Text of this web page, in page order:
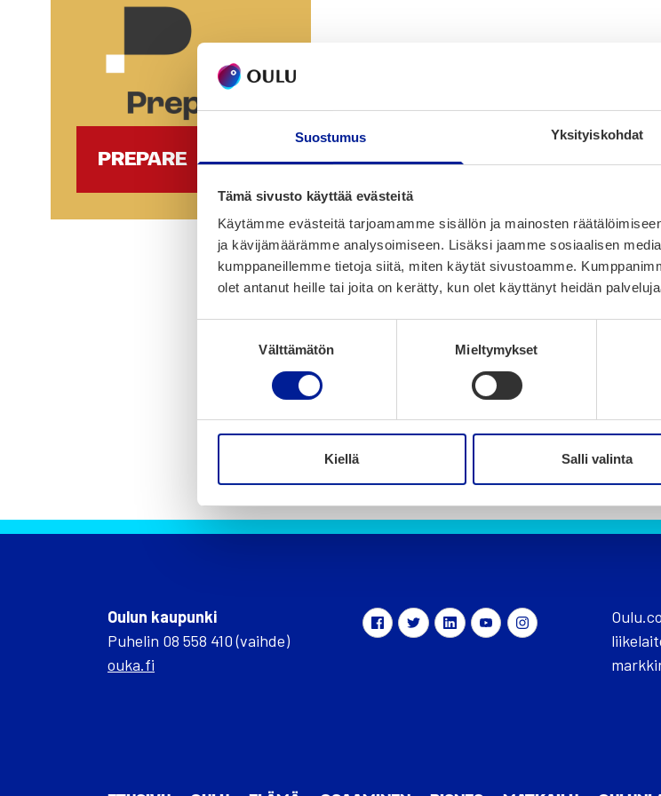
Suostumus Yksityiskohdat
Tämä sivusto käyttää evästeitä
Käytämme evästeitä tarjoamamme sisällön ja mainosten
ja kävijämäärämme analysoimiseen. Lisäksi jaamme sosiaalisen
kumppaneillemme tietoja siitä, miten käytät sivustoamme.
olet antanut heille tai joita on kerätty, kun olet käyttänyt heidän
Välttämätön Mieltymykset
Kiellä Salli valinta
PREPARE
Oulun kaupunki
Puhelin 08 558 410 (vaihde)
ouka.fi